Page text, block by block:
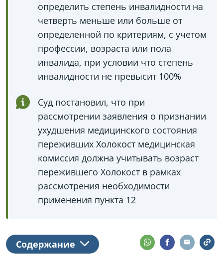
определить степень инвалидности на
четверть меньше или больше от
определенной по критериям, с учетом
профессии, возраста или пола
инвалида, при условии что степень
инвалидности не превысит 100%
Суд постановил, что при
рассмотрении заявления о признании
ухудшения медицинского состояния
переживших Холокост медицинская
комиссия должна учитывать возраст
пережившего Холокост в рамках
рассмотрения необходимости
применения пункта 12
Содержание